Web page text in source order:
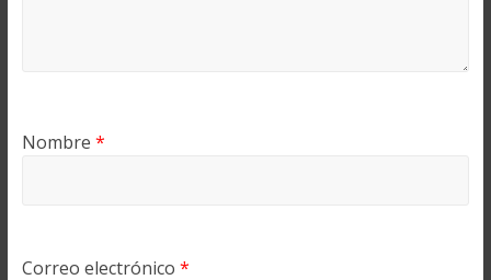
Nombre *
Correo electrónico *